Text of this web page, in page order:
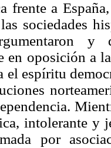
frente a
sociedades
en oposición a
el espíritu
intolerante y
por